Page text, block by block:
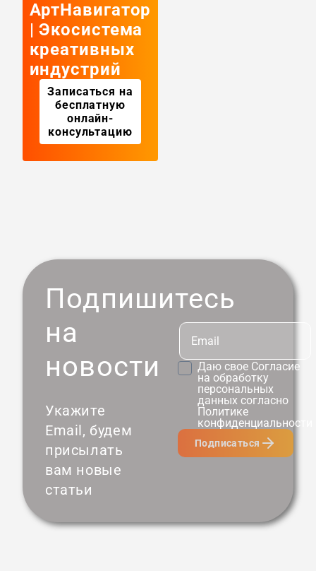
АртНавигатор
| Экосистема
креативных
индустрий
Записаться на
бесплатную
онлайн-
консультацию
Подпишитесь
на
новости
Укажите
Email, будем
присылать
вам новые
статьи
Даю свое Согласие
на обработку
персональных
данных согласно
Политике
конфиденциальности
Подписаться